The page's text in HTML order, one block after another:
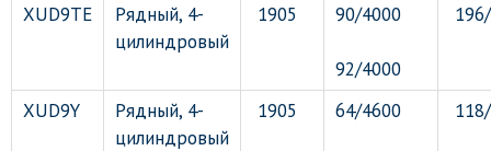
XUD9TE
Рядный, 4-
цилиндровый
1905 90/4000
92/4000
XUD9Y
Рядный, 4-
цилиндровый
1905 64/4600